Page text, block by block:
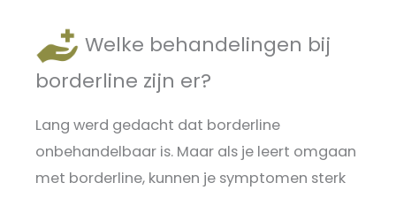
Welke behandelingen bij
borderline zijn er?
Lang werd gedacht dat borderline
onbehandelbaar is. Maar als je leert omgaan
met borderline, kunnen je symptomen sterk